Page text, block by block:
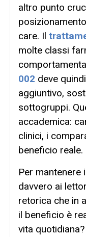
altro punto
care. Il
molte classi
002 deve
aggiuntivo,
sottogruppi.
accademica:
clinici, i
beneficio reale.
Per mantenere
davvero ai
retorica che in
il beneficio è
vita